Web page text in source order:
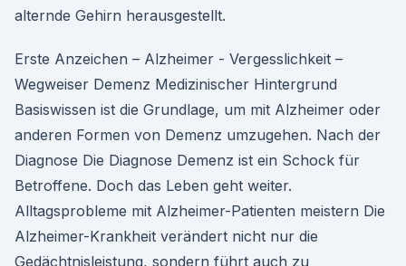
alternde Gehirn herausgestellt.
Erste Anzeichen – Alzheimer - Vergesslichkeit –
Wegweiser Demenz Medizinischer Hintergrund
Basiswissen ist die Grundlage, um mit Alzheimer oder
anderen Formen von Demenz umzugehen. Nach der
Diagnose Die Diagnose Demenz ist ein Schock für
Betroffene. Doch das Leben geht weiter.
Alltagsprobleme mit Alzheimer-Patienten meistern Die
Alzheimer-Krankheit verändert nicht nur die
Gedächtnisleistung, sondern führt auch zu